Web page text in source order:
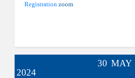
Registration zoom
30 MAY
2024